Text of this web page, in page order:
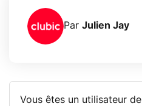
Par Julien Jay
Vous êtes un utilisateur de